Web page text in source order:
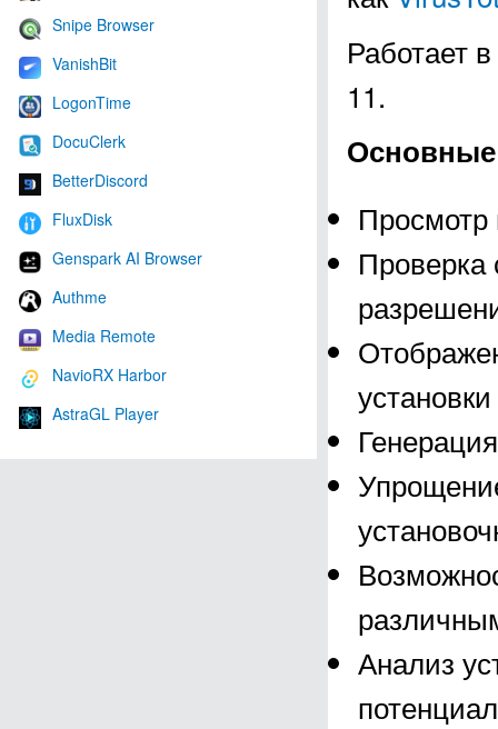
Snipe Browser
VanishBit
LogonTime
DocuClerk
BetterDiscord
FluxDisk
Genspark AI Browser
Authme
Media Remote
NavioRX Harbor
AstraGL Player
Работает
11.
Просмотр
Анализ